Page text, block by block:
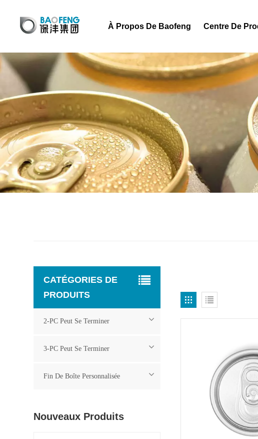
À Propos De Baofeng Centre De
CATÉGORIES DE
PRODUITS
2-PC Peut Se Terminer
3-PC Peut Se Terminer
Fin De Boîte Personnalisée
Nouveaux Produits